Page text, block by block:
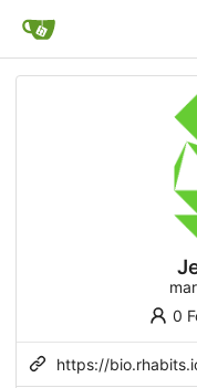
0
https://